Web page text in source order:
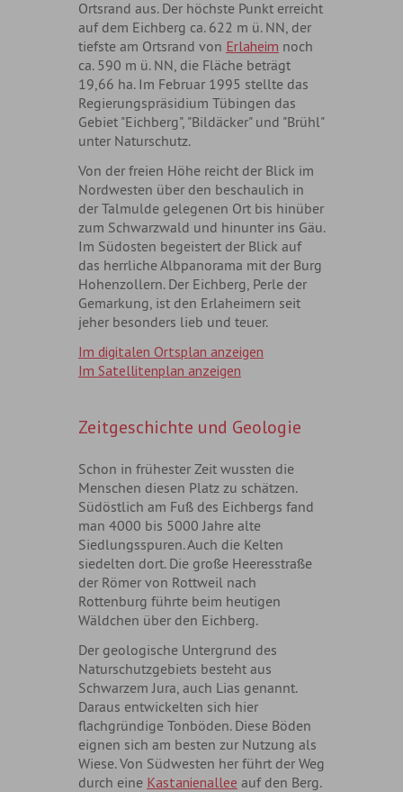
Ortsrand aus. Der höchste Punkt erreicht
auf dem Eichberg ca. 622 m ü. NN, der
tiefste am Ortsrand von Erlaheim noch
ca. 590 m ü. NN, die Fläche beträgt
19,66 ha. Im Februar 1995 stellte das
Regierungspräsidium Tübingen das
Gebiet "Eichberg", "Bildäcker" und "Brühl"
unter Naturschutz.
Von der freien Höhe reicht der Blick im
Nordwesten über den beschaulich in
der Talmulde gelegenen Ort bis hinüber
zum Schwarzwald und hinunter ins Gäu.
Im Südosten begeistert der Blick auf
das herrliche Albpanorama mit der Burg
Hohenzollern. Der Eichberg, Perle der
Gemarkung, ist den Erlaheimern seit
jeher besonders lieb und teuer.
Im digitalen Ortsplan anzeigen
Im Satellitenplan anzeigen
Zeitgeschichte und Geologie
Schon in frühester Zeit wussten die
Menschen diesen Platz zu schätzen.
Südöstlich am Fuß des Eichbergs fand
man 4000 bis 5000 Jahre alte
Siedlungsspuren. Auch die Kelten
siedelten dort. Die große Heeresstraße
der Römer von Rottweil nach
Rottenburg führte beim heutigen
Wäldchen über den Eichberg.
Der geologische Untergrund des
Naturschutzgebiets besteht aus
Schwarzem Jura, auch Lias genannt.
Daraus entwickelten sich hier
flachgründige Tonböden. Diese Böden
eignen sich am besten zur Nutzung als
Wiese. Von Südwesten her führt der Weg
durch eine Kastanienallee auf den Berg.